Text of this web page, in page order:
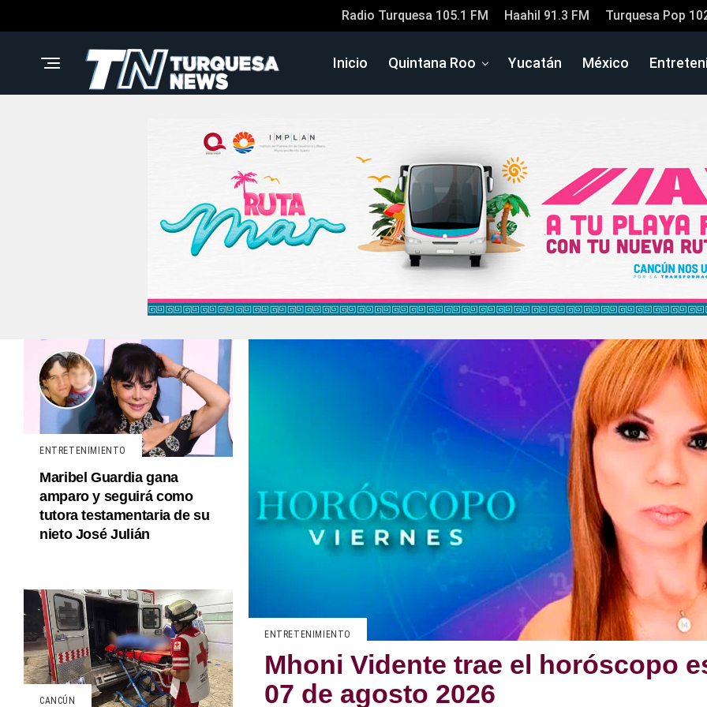
Radio Turquesa 105.1 FM Haahil 91.3 FM Turquesa Pop
Inicio Quintana Roo Yucatán México
ENTRETENIMIENTO
Mhoni Vidente trae el horóscopo
07 de agosto 2026
ENTRETENIMIENTO
Maribel Guardia gana
amparo y seguirá como
tutora testamentaria de su
nieto José Julián
CANCÚN